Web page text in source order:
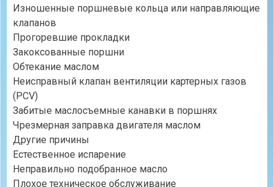
Изношенные поршневые кольца или направляющие
клапанов
Прогоревшие прокладки
Закоксованные поршни
Обтекание маслом
Неисправный клапан вентиляции картерных газов
(PCV)
Забитые маслосъемные канавки в поршнях
Чрезмерная заправка двигателя маслом
Другие причины
Естественное испарение
Неправильно подобранное масло
Плохое техническое обслуживание